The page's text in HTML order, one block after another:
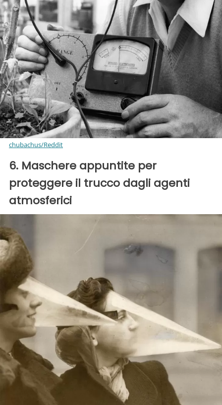
chubachus/Reddit
6. Maschere appuntite per
proteggere il trucco dagli agenti
atmosferici